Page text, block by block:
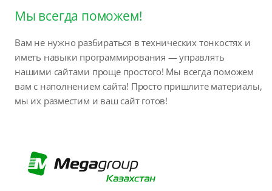
Мы всегда поможем!
Вам не нужно разбираться в технических тонкостях и
иметь навыки программирования — управлять
нашими сайтами проще простого! Мы всегда поможем
вам с наполнением сайта! Просто пришлите материалы,
мы их разместим и ваш сайт готов!